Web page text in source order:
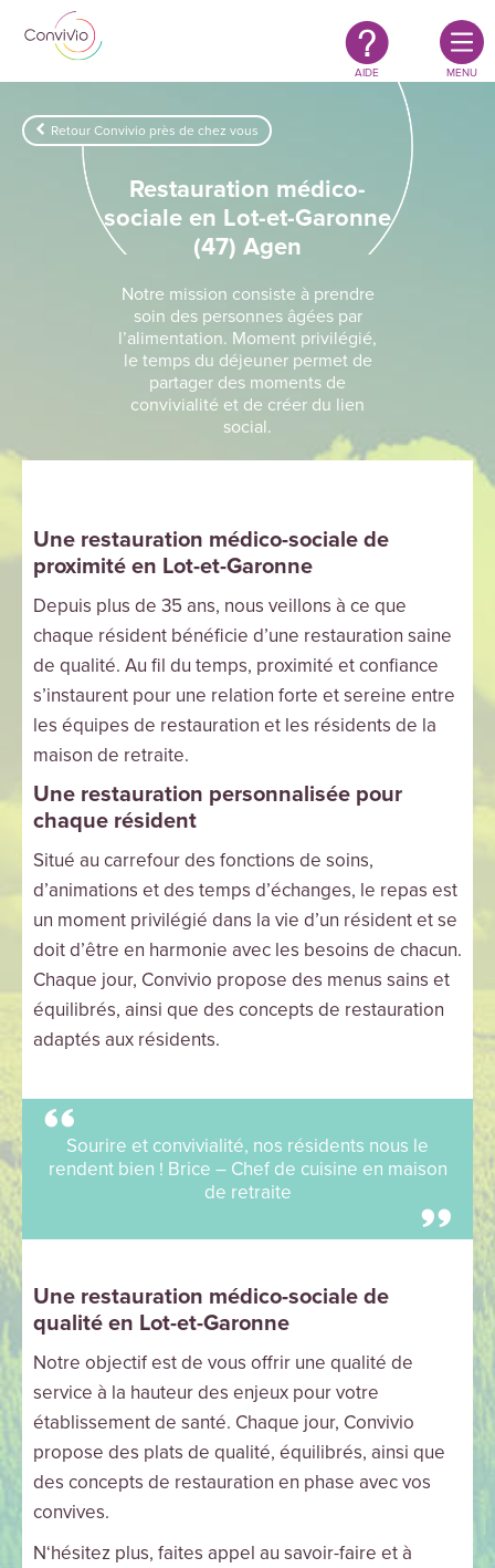
Aller au contenu principal
Restauration
authentique
responsable
AIDE MENU
Retour Convivio près de chez vous
Restauration médico-
sociale en Lot-et-Garonne
(47) Agen
Notre mission consiste à prendre
soin des personnes âgées par
l’alimentation. Moment privilégié,
le temps du déjeuner permet de
partager des moments de
convivialité et de créer du lien
social.
Une restauration médico-sociale de
proximité en Lot-et-Garonne
Depuis plus de 35 ans, nous veillons à ce que
chaque résident bénéficie d’une restauration saine
de qualité. Au fil du temps, proximité et confiance
s’instaurent pour une relation forte et sereine entre
les équipes de restauration et les résidents de la
maison de retraite.
Une restauration personnalisée pour
chaque résident
Situé au carrefour des fonctions de soins,
d’animations et des temps d’échanges, le repas est
un moment privilégié dans la vie d’un résident et se
doit d’être en harmonie avec les besoins de chacun.
Chaque jour, Convivio propose des menus sains et
équilibrés, ainsi que des concepts de restauration
adaptés aux résidents.
Sourire et convivialité, nos résidents nous le
rendent bien ! Brice – Chef de cuisine en maison
de retraite
Une restauration médico-sociale de
qualité en Lot-et-Garonne
Notre objectif est de vous offrir une qualité de
service à la hauteur des enjeux pour votre
établissement de santé. Chaque jour, Convivio
propose des plats de qualité, équilibrés, ainsi que
des concepts de restauration en phase avec vos
convives.
N‘hésitez plus, faites appel au savoir-faire et à